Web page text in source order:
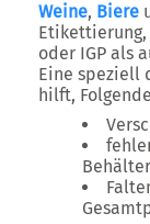
Weine, Biere
Etikettierung,
oder IGP als
Eine speziell
hilft,